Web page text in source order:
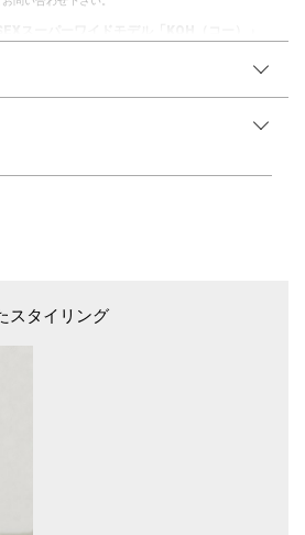
能。
バイヘリテージ】
技術を守り、次世代へ継承したい」という思
ニムブランド。
なデザインと日本の伝統技術を生かしたデニ
スタイリング